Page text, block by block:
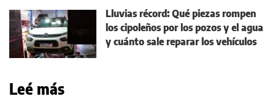
Lluvias récord: Qué piezas rompen
los cipoleños por los pozos y el agua
y cuánto sale reparar los vehículos
Leé más